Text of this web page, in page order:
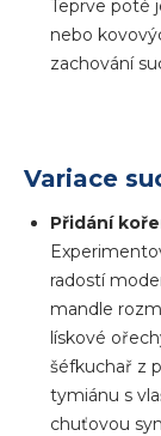
Teprve poté
nebo
zachování
Variace
Přidání
radostí
mandle
lískové
šéfkuchař z
tymiánu s
chuťovou